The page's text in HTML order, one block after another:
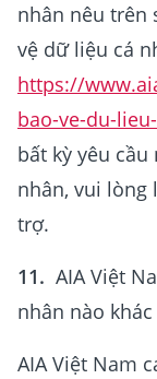
nhân nêu trên
vệ dữ liệu cá
https://
bao-ve-du-
bất kỳ yêu
nhân, vui lòng
trợ.
11. AIA Việt
nhân nào
AIA Việt Nam